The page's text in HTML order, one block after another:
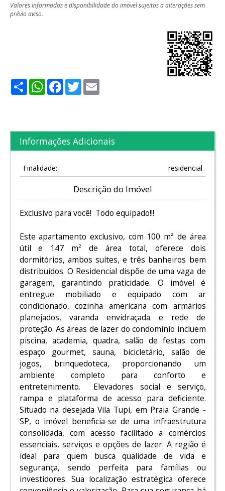
Valores informados e disponibilidade do imóvel sujeitos a alterações sem
prévio aviso.
ShareWhatsApp
Facebook
Twitter
Informações Adicionais
Finalidade: residencial
Descrição do Imóvel
Exclusivo para você! Todo equipado!!!
Este apartamento exclusivo, com 100 m² de área
útil e 147 m² de área total, oferece dois
dormitórios, ambos suítes, e três banheiros bem
distribuídos. O Residencial dispõe de uma vaga de
garagem, garantindo praticidade. O imóvel é
entregue mobiliado e equipado com ar
condicionado, cozinha americana com armários
planejados, varanda envidraçada e rede de
proteção. As áreas de lazer do condomínio incluem
piscina, academia, quadra, salão de festas com
espaço gourmet, sauna, bicicletário, salão de
jogos, brinquedoteca, proporcionando um
ambiente completo para conforto e
entretenimento. Elevadores social e serviço,
rampa e plataforma de acesso para deficiente.
Situado na desejada Vila Tupi, em Praia Grande -
SP, o imóvel beneficia-se de uma infraestrutura
consolidada, com acesso facilitado a comércios
essenciais, serviços e opções de lazer. A região é
ideal para quem busca qualidade de vida e
segurança, sendo perfeita para famílias ou
investidores. Sua localização estratégica oferece